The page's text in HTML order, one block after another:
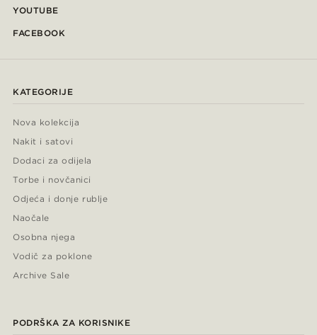
YOUTUBE
FACEBOOK
KATEGORIJE
Nova kolekcija
Nakit i satovi
Dodaci za odijela
Torbe i novčanici
Odjeća i donje rublje
Naočale
Osobna njega
Vodič za poklone
Archive Sale
PODRŠKA ZA KORISNIKE